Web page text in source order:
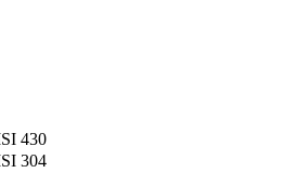
430
304